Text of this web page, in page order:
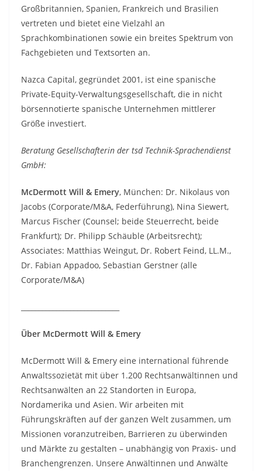
Großbritannien, Spanien, Frankreich und Brasilien
vertreten und bietet eine Vielzahl an
Sprachkombinationen sowie ein breites Spektrum von
Fachgebieten und Textsorten an.
Nazca Capital, gegründet 2001, ist eine spanische
Private-Equity-Verwaltungsgesellschaft, die in nicht
börsennotierte spanische Unternehmen mittlerer
Größe investiert.
Beratung Gesellschafterin der tsd Technik-Sprachendienst
GmbH:
McDermott Will & Emery, München: Dr. Nikolaus von
Jacobs (Corporate/M&A, Federführung), Nina Siewert,
Marcus Fischer (Counsel; beide Steuerrecht, beide
Frankfurt); Dr. Philipp Schäuble (Arbeitsrecht);
Associates: Matthias Weingut, Dr. Robert Feind, LL.M.,
Dr. Fabian Appadoo, Sebastian Gerstner (alle
Corporate/M&A)
Über McDermott Will & Emery
McDermott Will & Emery eine international führende
Anwaltssozietät mit über 1.200 Rechtsanwältinnen und
Rechtsanwälten an 22 Standorten in Europa,
Nordamerika und Asien. Wir arbeiten mit
Führungskräften auf der ganzen Welt zusammen, um
Missionen voranzutreiben, Barrieren zu überwinden
und Märkte zu gestalten – unabhängig von Praxis- und
Branchengrenzen. Unsere Anwältinnen und Anwälte